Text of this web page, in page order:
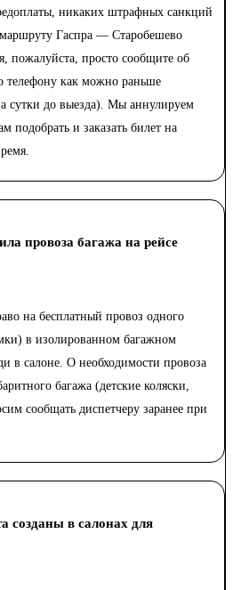
никаких штрафных санкций
Гаспра — Старобешево
пожалуйста, просто сообщите об
телефону как можно раньше
сутки до выезда). Мы аннулируем
подобрать и заказать билет на
провоза багажа на рейсе
на бесплатный провоз одного
в изолированном багажном
в салоне. О необходимости провоза
багажа (детские коляски,
сообщать диспетчеру заранее при
созданы в салонах для